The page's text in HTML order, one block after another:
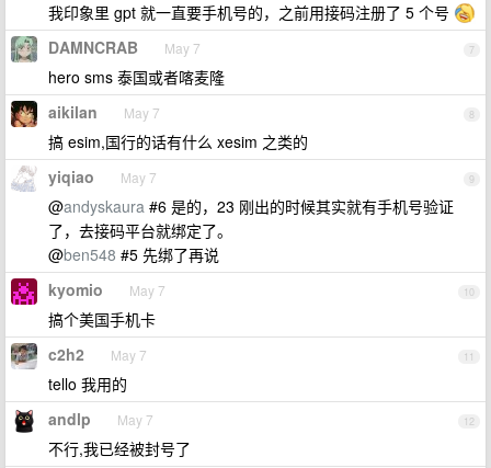
我印象里 gpt 就一直要手机号的，之前用接码注册了 5 个号
7
DAMNCRAB May 7
hero sms 泰国或者喀麦隆
8
aikilan May 7
搞 esim,国行的话有什么 xesim 之类的
9
yiqiao May 7
@andyskaura #6 是的，23 刚出的时候其实就有手机号验证
了，去接码平台就绑定了。
@ben548 #5 先绑了再说
10
kyomio May 7
搞个美国手机卡
11
c2h2 May 7
tello 我用的
12
andlp May 7
不行,我已经被封号了